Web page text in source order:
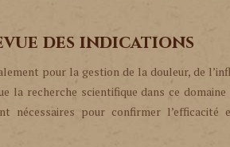
des indications
pour la gestion de la douleur, de
la recherche scientifique dans ce
nécessaires pour confirmer l’efficacité